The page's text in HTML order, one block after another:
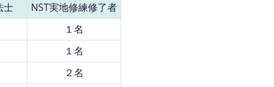
士
NST実地修練修了者
１名
１名
２名